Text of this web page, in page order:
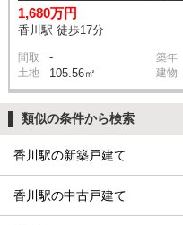
1,680万円
香川駅 徒歩17分
間取 - 築年
土地 105.56㎡ 建物
類似の条件から検索
香川駅の新築戸建て
香川駅の中古戸建て